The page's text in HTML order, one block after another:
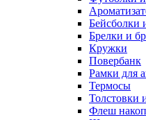
Бейсболки
Брелки и
Кружки
Повербанк
Рамки для
Термосы
Толстовки
Флеш